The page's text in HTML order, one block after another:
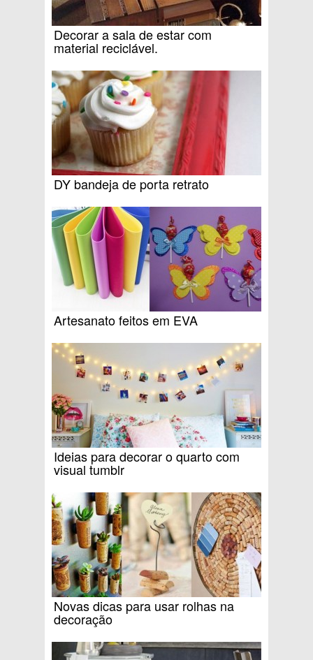
Decorar a sala de estar com
material reciclável.
DY bandeja de porta retrato
Artesanato feitos em EVA
Ideias para decorar o quarto com
visual tumblr
Novas dicas para usar rolhas na
decoração